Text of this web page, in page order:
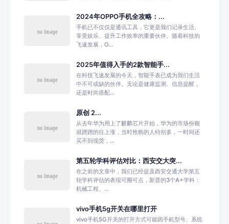
2024年OPPO手机全攻略：...
手机已不仅仅是通讯工具，它更是我们记录生活、
享受娱乐、提升工作效率的重要伙伴。随着科技的
飞速发展，O...
2025年值得入手的2款智能手...
在科技飞速发展的今天，智能手表已成为我们生活
中不可或缺的伙伴。无论是健康监测、信息提醒，
还是时尚搭配...
原创 2...
从去年华为用上了麒麟芯片开始，华为的市场份额
就蹭蹭的往上涨，当时抢购的人特别多，一时间还
买不到现货，...
第五轮学科评估对比：西安交大突...
在之前的文章中，我们已经提及西安交通大学第五
轮学科评估的表现可圈可点，新晋的3个A+学科：
机械工程、...
vivo手机5g开关在哪里打开
vivo手机5G开关的打开方式可能因手机型号、系统